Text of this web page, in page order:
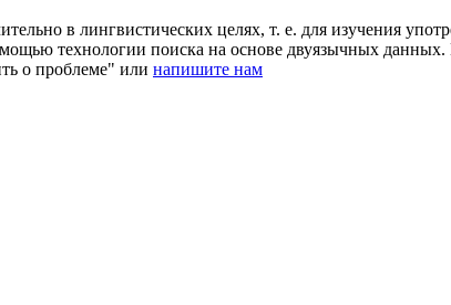
в лингвистических целях, т. е. для изучения
технологии поиска на основе двуязычных
о проблеме" или напишите нам